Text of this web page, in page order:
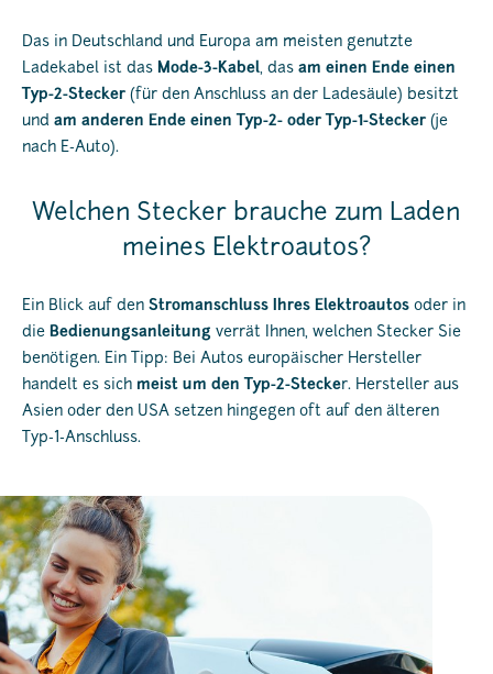
Das in Deutschland und Europa am meisten genutzte
Ladekabel ist das Mode-3-Kabel, das am einen Ende einen
Typ-2-Stecker (für den Anschluss an der Ladesäule) besitzt
und am anderen Ende einen Typ-2- oder Typ-1-Stecker (je
nach E-Auto).
Welchen Stecker brauche zum Laden
meines Elektroautos?
Ein Blick auf den Stromanschluss Ihres Elektroautos oder in
die Bedienungsanleitung verrät Ihnen, welchen Stecker Sie
benötigen. Ein Tipp: Bei Autos europäischer Hersteller
handelt es sich meist um den Typ-2-Stecker. Hersteller aus
Asien oder den USA setzen hingegen oft auf den älteren
Typ-1-Anschluss.